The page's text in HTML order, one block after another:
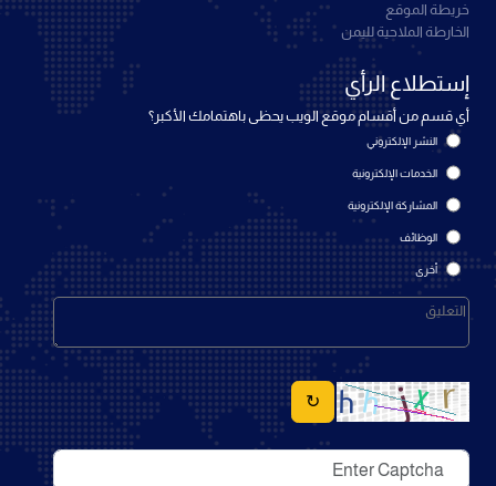
خريطة الموقع
الخارطة الملاحية لليمن
إستطلاع الرأي
أي قسم من أقسام موقع الويب يحظى باهتمامك الأكبر؟
النشر الإلكتروني
الخدمات الإلكترونية
المشاركة الإلكترونية
الوظائف
أخرى
↻